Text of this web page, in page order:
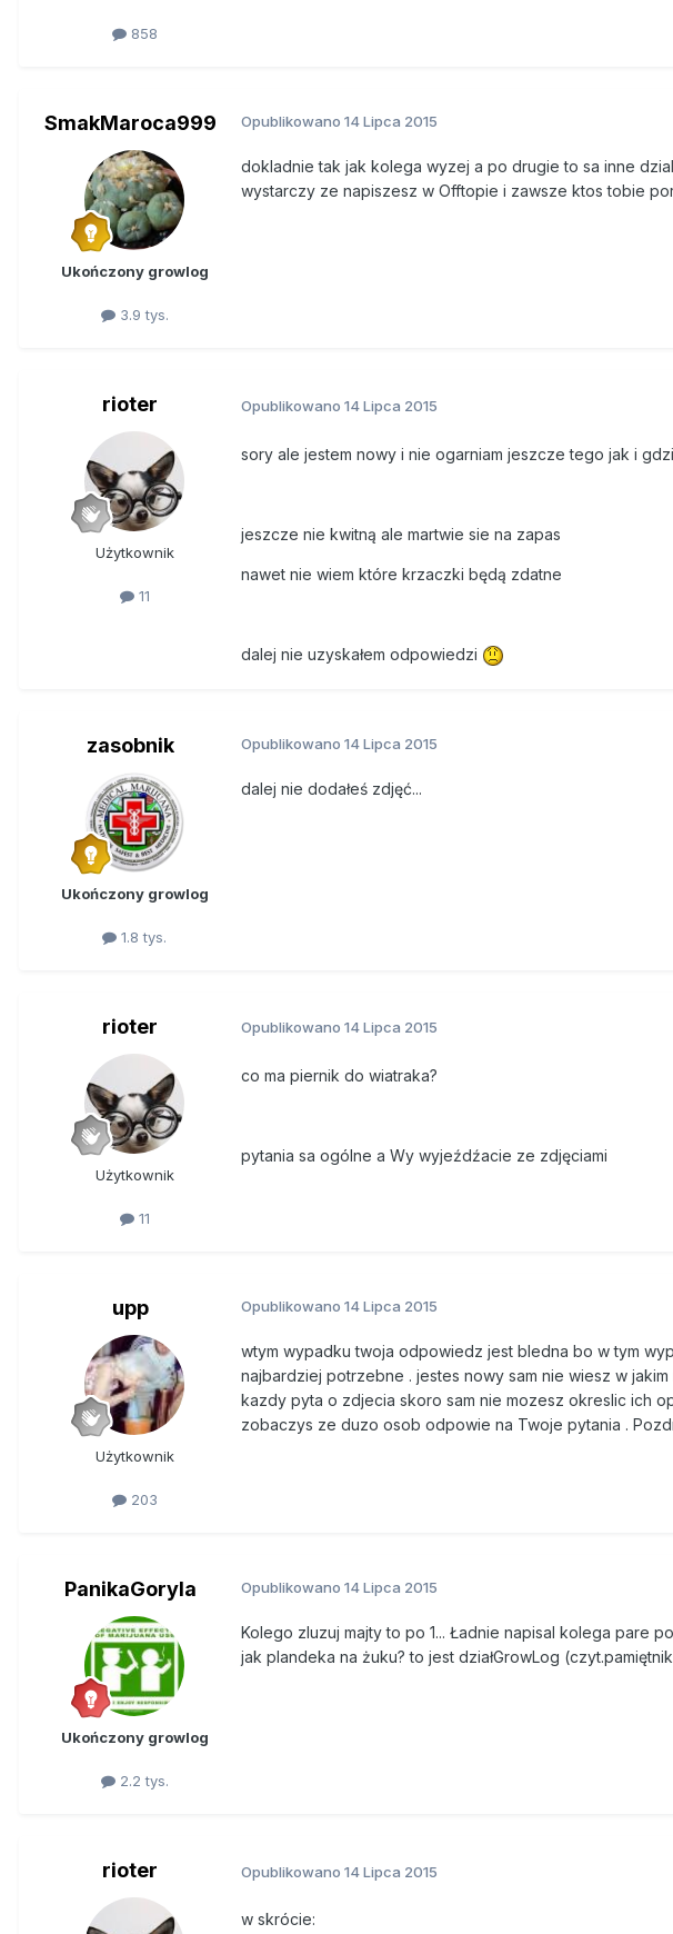
858
SmakMaroca999
Ukończony growlog
3.9 tys.
Opublikowano 14 Lipca 2015
dokladnie tak jak kolega wyzej a po drugie to sa inne
wystarczy ze napiszesz w Offtopie i zawsze ktos tobie
rioter
Użytkownik
11
Opublikowano 14 Lipca 2015
sory ale jestem nowy i nie ogarniam jeszcze tego jak i
jeszcze nie kwitną ale martwie sie na zapas
nawet nie wiem które krzaczki będą zdatne
dalej nie uzyskałem odpowiedzi
zasobnik
Ukończony growlog
1.8 tys.
Opublikowano 14 Lipca 2015
dalej nie dodałeś zdjęć...
rioter
Użytkownik
11
Opublikowano 14 Lipca 2015
co ma piernik do wiatraka?
pytania sa ogólne a Wy wyjeźdźacie ze zdjęciami
upp
Użytkownik
203
Opublikowano 14 Lipca 2015
wtym wypadku twoja odpowiedz jest bledna bo w tym
najbardziej potrzebne . jestes nowy sam nie wiesz w
kazdy pyta o zdjecia skoro sam nie mozesz okreslic ich
zobaczys ze duzo osob odpowie na Twoje pytania .
PanikaGoryla
Ukończony growlog
2.2 tys.
Opublikowano 14 Lipca 2015
Kolego zluzuj majty to po 1... Ładnie napisal kolega pare
jak plandeka na żuku? to jest działGrowLog
rioter Opublikowano 14 Lipca 2015
w skrócie: